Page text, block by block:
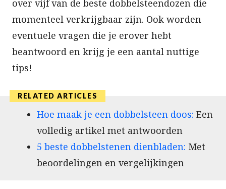
over vijf van de beste dobbelsteendozen die
momenteel verkrijgbaar zijn. Ook worden
eventuele vragen die je erover hebt
beantwoord en krijg je een aantal nuttige
tips!
Hoe maak je een dobbelsteen doos: Een
volledig artikel met antwoorden
5 beste dobbelstenen dienbladen: Met
beoordelingen en vergelijkingen